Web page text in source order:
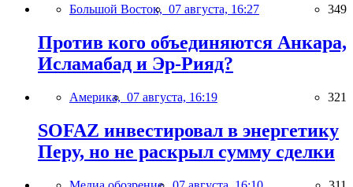
Большой Восток, 07 августа, 16:27 349
Против кого объединяются Анкара,
Исламабад и Эр-Рияд?
Америка, 07 августа, 16:19 321
SOFAZ инвестировал в энергетику
Перу, но не раскрыл сумму сделки